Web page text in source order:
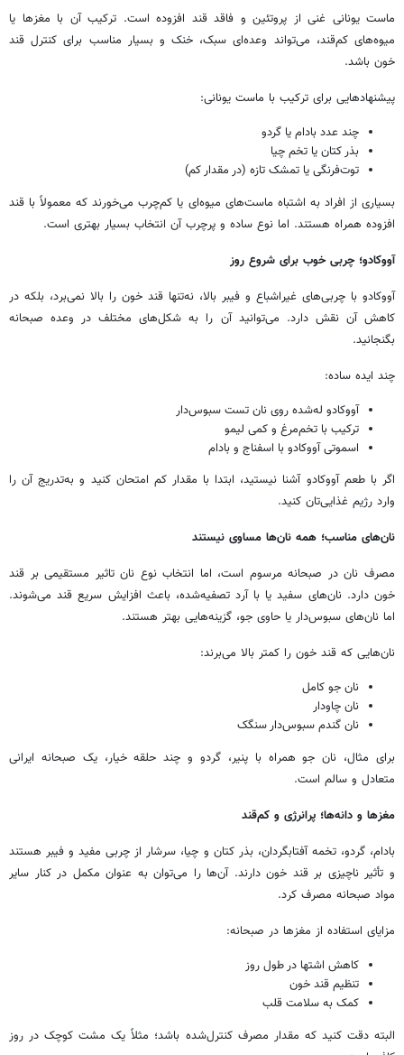
ماست یونانی غنی از پروتئین و فاقد قند افزوده است. ترکیب آن با مغزها یا
میوه‌های کم‌قند، می‌تواند وعده‌ای سبک، خنک و بسیار مناسب برای کنترل قند
خون باشد.
پیشنهادهایی برای ترکیب با ماست یونانی:
چند عدد بادام یا گردو
بذر کتان یا تخم چیا
توت‌فرنگی یا تمشک تازه (در مقدار کم)
بسیاری از افراد به اشتباه ماست‌های میوه‌ای یا کم‌چرب می‌خورند که معمولاً با قند
افزوده همراه‌ هستند. اما نوع ساده و پرچرب آن انتخاب بسیار بهتری است.
آووکادو؛ چربی خوب برای شروع روز
آووکادو با چربی‌های غیراشباع و فیبر بالا، نه‌تنها قند خون را بالا نمی‌برد، بلکه در
کاهش آن نقش دارد. می‌توانید آن را به شکل‌های مختلف در وعده صبحانه
بگنجانید.
چند ایده ساده:
آووکادو له‌شده روی نان تست سبوس‌دار
ترکیب با تخم‌مرغ و کمی لیمو
اسموتی آووکادو با اسفناج و بادام
اگر با طعم آووکادو آشنا نیستید، ابتدا با مقدار کم امتحان کنید و به‌تدریج آن را
وارد رژیم غذایی‌تان کنید.
نان‌های مناسب؛ همه نان‌ها مساوی نیستند
مصرف نان در صبحانه مرسوم است، اما انتخاب نوع نان تاثیر مستقیمی بر قند
خون دارد. نان‌های سفید یا با آرد تصفیه‌شده، باعث افزایش سریع قند می‌شوند.
اما نان‌های سبوس‌دار یا حاوی جو، گزینه‌هایی بهتر هستند.
نان‌هایی که قند خون را کمتر بالا می‌برند:
نان جو کامل
نان چاودار
نان گندم سبوس‌دار سنگک
برای مثال، نان جو همراه با پنیر، گردو و چند حلقه خیار، یک صبحانه ایرانی
متعادل و سالم است.
مغزها و دانه‌ها؛ پرانرژی و کم‌قند
بادام، گردو، تخمه آفتابگردان، بذر کتان و چیا، سرشار از چربی مفید و فیبر هستند
و تأثیر ناچیزی بر قند خون دارند. آن‌ها را می‌توان به عنوان مکمل در کنار سایر
مواد صبحانه مصرف کرد.
مزایای استفاده از مغزها در صبحانه:
کاهش اشتها در طول روز
تنظیم قند خون
کمک به سلامت قلب
البته دقت کنید که مقدار مصرف کنترل‌شده باشد؛ مثلاً یک مشت کوچک در روز